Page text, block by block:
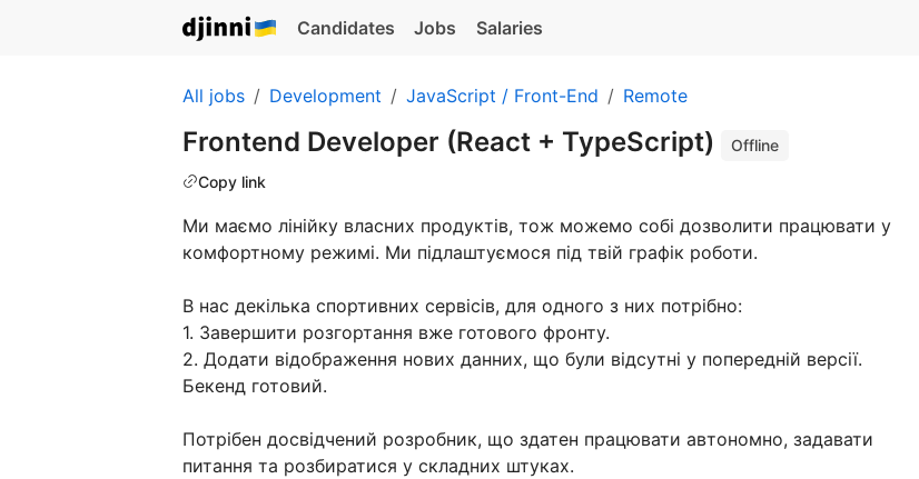
Candidates Jobs Salaries
All jobs Development JavaScript / Front-End Remote
Frontend Developer (React + TypeScript)
Offline
Copy link
Ми маємо лінійку власних продуктів, тож можемо собі дозволити працювати у
комфортному режимі. Ми підлаштуємося під твій графік роботи.
В нас декілька спортивних сервісів, для одного з них потрібно:
1. Завершити розгортання вже готового фронту.
2. Додати відображення нових данних, що були відсутні у попередній версії.
Бекенд готовий.
Потрібен досвідчений розробник, що здатен працювати автономно, задавати
питання та розбиратися у складних штуках.